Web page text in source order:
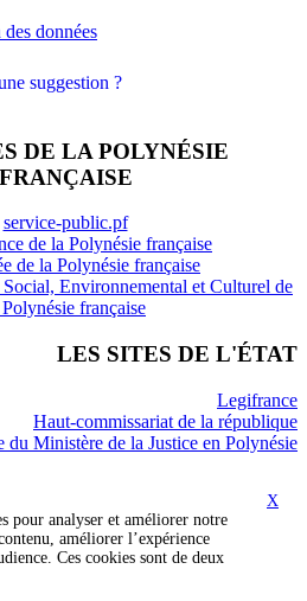
données
suggestion ?
DE LA POLYNÉSIE
FRANÇAISE
service-public.pf
de la Polynésie française
de la Polynésie française
Environnemental et Culturel de
française
LES SITES DE L'ÉTAT
Legifrance
Haut-commissariat de la république
du Ministère de la Justice en Polynésie
X
pour analyser et améliorer notre
améliorer l’expérience
Ces cookies sont de deux